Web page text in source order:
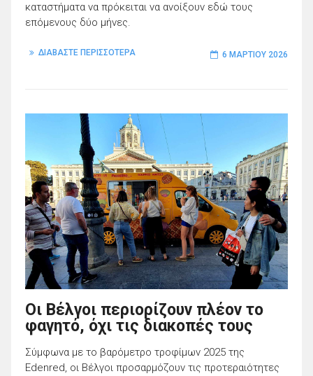
καταστήματα να πρόκειται να ανοίξουν εδώ τους
επόμενους δύο μήνες.
ΔΙΑΒΑΣΤΕ ΠΕΡΙΣΣΟΤΕΡΑ 6 ΜΑΡΤΊΟΥ 2026
Οι Βέλγοι περιορίζουν πλέον το
φαγητό, όχι τις διακοπές τους
Σύμφωνα με το βαρόμετρο τροφίμων 2025 της
Edenred, οι Βέλγοι προσαρμόζουν τις προτεραιότητες